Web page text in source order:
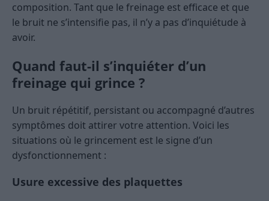
composition. Tant que le freinage est efficace et que
le bruit ne s’intensifie pas, il n’y a pas d’inquiétude à
avoir.
Quand faut-il s’inquiéter d’un
freinage qui grince ?
Un bruit répétitif, persistant ou accompagné d’autres
symptômes doit attirer votre attention. Voici les
situations où le grincement est le signe d’un
dysfonctionnement :
Usure excessive des plaquettes